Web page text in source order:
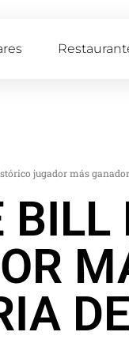
jugador más
BILL